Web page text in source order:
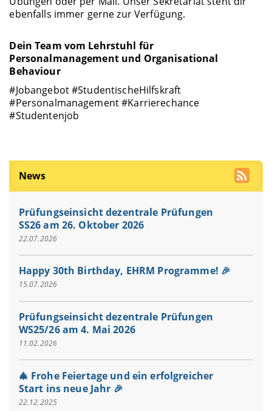
ebenfalls immer gerne zur Verfügung.
Dein Team vom Lehrstuhl für
Personalmanagement und Organisational
Behaviour
#Jobangebot #StudentischeHilfskraft
#Personalmanagement #Karrierechance
#Studentenjob
News
Prüfungseinsicht dezentrale Prüfungen
SS26 am 26. Oktober 2026
22.07.2026
Happy 30th Birthday, EHRM Programme! 🎉
15.07.2026
Prüfungseinsicht dezentrale Prüfungen
WS25/26 am 4. Mai 2026
11.02.2026
🎄 Frohe Feiertage und ein erfolgreicher
Start ins neue Jahr 🎉
22.12.2025